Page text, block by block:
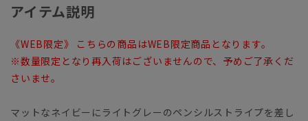
アイテム説明
《WEB限定》 こちらの商品はWEB限定商品となります。
※数量限定となり再入荷はございませんので、予めご了承くだ
さいませ。
マットなネイビーにライトグレーのペンシルストライプを差し